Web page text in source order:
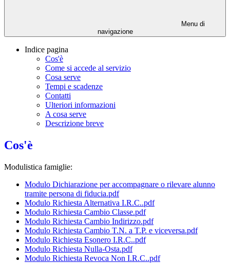
Menu di
navigazione
Indice pagina
Cos'è
Come si accede al servizio
Cosa serve
Tempi e scadenze
Contatti
Ulteriori informazioni
A cosa serve
Descrizione breve
Cos'è
Modulistica famiglie:
Modulo Dichiarazione per accompagnare o rilevare alunno
tramite persona di fiducia.pdf
Modulo Richiesta Alternativa I.R.C..pdf
Modulo Richiesta Cambio Classe.pdf
Modulo Richiesta Cambio Indirizzo.pdf
Modulo Richiesta Cambio T.N. a T.P. e viceversa.pdf
Modulo Richiesta Esonero I.R.C..pdf
Modulo Richiesta Nulla-Osta.pdf
Modulo Richiesta Revoca Non I.R.C..pdf